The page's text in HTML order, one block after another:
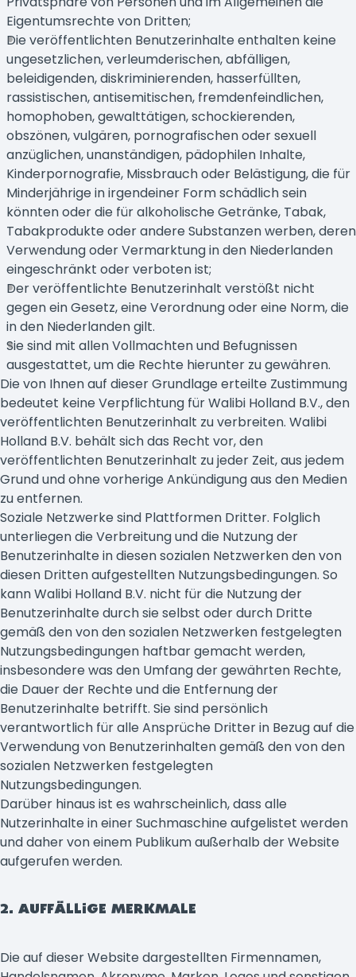
Eigentumsrechte von Dritten;
Die veröffentlichten Benutzerinhalte enthalten keine
ungesetzlichen, verleumderischen, abfälligen,
beleidigenden, diskriminierenden, hasserfüllten,
rassistischen, antisemitischen, fremdenfeindlichen,
homophoben, gewalttätigen, schockierenden,
obszönen, vulgären, pornografischen oder sexuell
anzüglichen, unanständigen, pädophilen Inhalte,
Kinderpornografie, Missbrauch oder Belästigung, die für
Minderjährige in irgendeiner Form schädlich sein
könnten oder die für alkoholische Getränke, Tabak,
Tabakprodukte oder andere Substanzen werben, deren
Verwendung oder Vermarktung in den Niederlanden
eingeschränkt oder verboten ist;
Der veröffentlichte Benutzerinhalt verstößt nicht
gegen ein Gesetz, eine Verordnung oder eine Norm, die
in den Niederlanden gilt.
Sie sind mit allen Vollmachten und Befugnissen
ausgestattet, um die Rechte hierunter zu gewähren.
Die von Ihnen auf dieser Grundlage erteilte Zustimmung
bedeutet keine Verpflichtung für Walibi Holland B.V., den
veröffentlichten Benutzerinhalt zu verbreiten. Walibi
Holland B.V. behält sich das Recht vor, den
veröffentlichten Benutzerinhalt zu jeder Zeit, aus jedem
Grund und ohne vorherige Ankündigung aus den Medien
zu entfernen.
Soziale Netzwerke sind Plattformen Dritter. Folglich
unterliegen die Verbreitung und die Nutzung der
Benutzerinhalte in diesen sozialen Netzwerken den von
diesen Dritten aufgestellten Nutzungsbedingungen. So
kann Walibi Holland B.V. nicht für die Nutzung der
Benutzerinhalte durch sie selbst oder durch Dritte
gemäß den von den sozialen Netzwerken festgelegten
Nutzungsbedingungen haftbar gemacht werden,
insbesondere was den Umfang der gewährten Rechte,
die Dauer der Rechte und die Entfernung der
Benutzerinhalte betrifft. Sie sind persönlich
verantwortlich für alle Ansprüche Dritter in Bezug auf die
Verwendung von Benutzerinhalten gemäß den von den
sozialen Netzwerken festgelegten
Nutzungsbedingungen.
Darüber hinaus ist es wahrscheinlich, dass alle
Nutzerinhalte in einer Suchmaschine aufgelistet werden
und daher von einem Publikum außerhalb der Website
aufgerufen werden.
2. AUFFÄLLIGE MERKMALE
Die auf dieser Website dargestellten Firmennamen,